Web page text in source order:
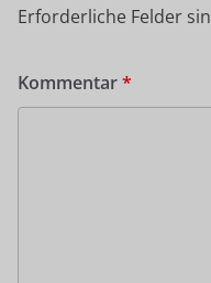
Erforderliche Felder
Kommentar*